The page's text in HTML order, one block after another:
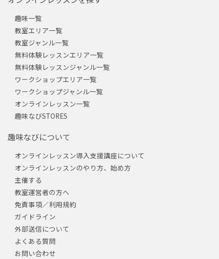
趣味一覧
教室エリア一覧
教室ジャンル一覧
無料体験レッスンエリア一覧
無料体験レッスンジャンル一覧
ワークショップエリア一覧
ワークショップジャンル一覧
オンラインレッスン一覧
趣味なびSTORES
趣味なびについて
オンラインレッスン導入支援講座について
オンラインレッスンのやり方、始め方
主催する
教室運営者の方へ
免責事項／利用規約
ガイドライン
外部送信について
よくある質問
お問い合わせ